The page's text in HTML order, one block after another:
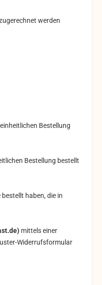
werden
Bestellung
Bestellung bestellt
haben, die in
mittels einer
Widerrufsformular